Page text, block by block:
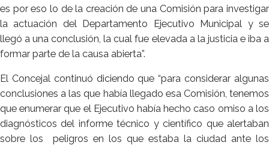
es por eso lo de la creación de una Comisión para investigar
la actuación del Departamento Ejecutivo Municipal y se
llegó a una conclusión, la cual fue elevada a la justicia e iba a
formar parte de la causa abierta”.
El Concejal continuó diciendo que “para considerar algunas
conclusiones a las que había llegado esa Comisión, tenemos
que enumerar que el Ejecutivo había hecho caso omiso a los
diagnósticos del informe técnico y científico que alertaban
sobre los peligros en los que estaba la ciudad ante los